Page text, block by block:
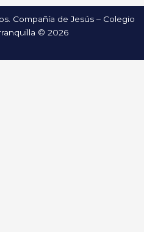
Compañía de Jesús – Colegio
© 2026